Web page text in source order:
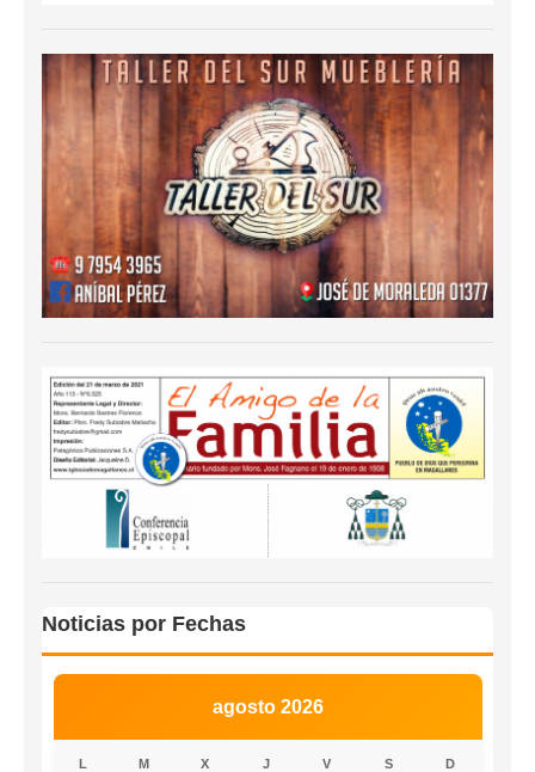
Noticias por Fechas
agosto 2026
L M X J V S D